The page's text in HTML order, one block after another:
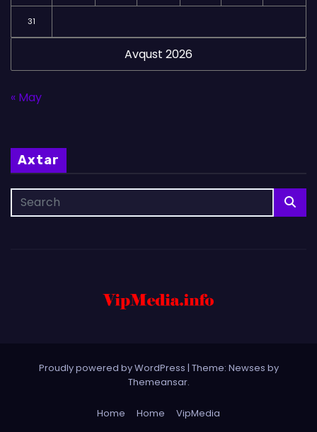
Avqust 2026
31
« May
Axtar
Proudly powered by WordPress | Theme: Newses by
Themeansar.
Home Home VipMedia